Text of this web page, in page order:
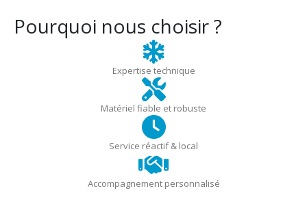
Pourquoi nous choisir ?
Expertise technique
Matériel fiable et robuste
Service réactif & local
Accompagnement personnalisé